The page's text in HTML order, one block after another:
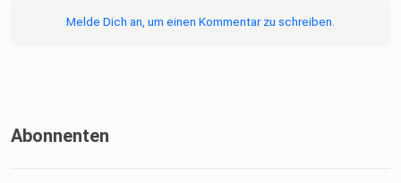
Melde Dich an, um einen Kommentar zu schreiben.
Abonnenten